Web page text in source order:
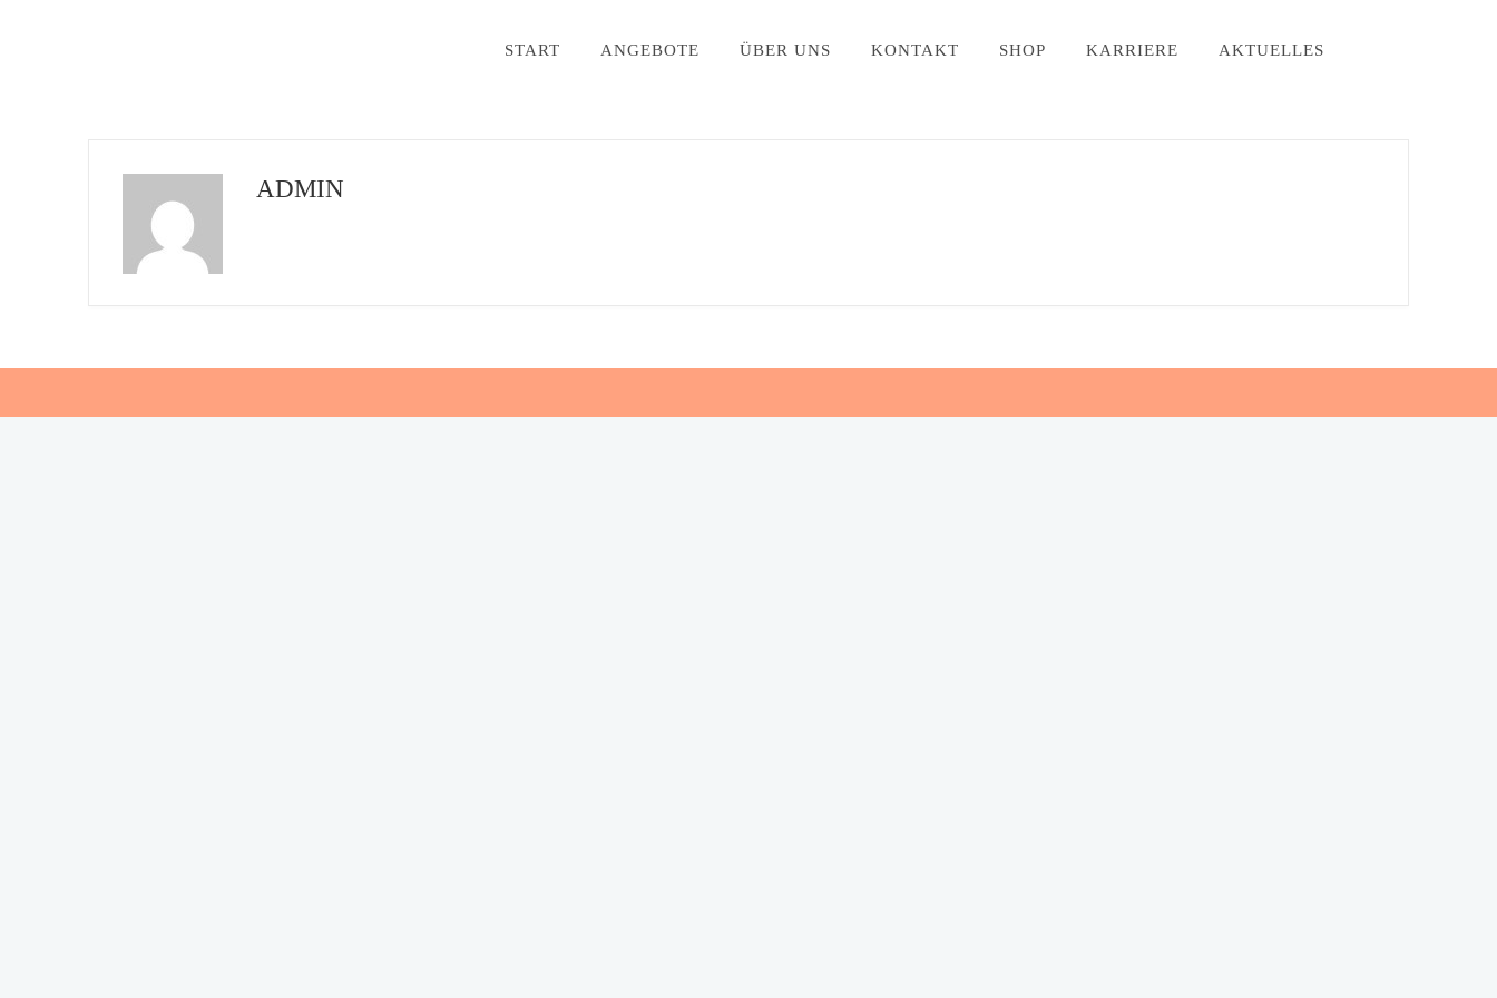
START ANGEBOTE ÜBER UNS KONTAKT SHOP KARRIERE AKTUELLES
ADMIN